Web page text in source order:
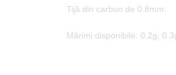
Tijă din carbon de 0.8mm.
Mărimi disponibile: 0.2g,